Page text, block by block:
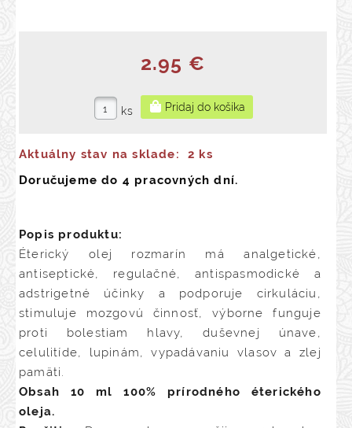
2.95 €
ks
Aktuálny stav na sklade:
2 ks
Doručujeme do 4 pracovných dní.
Popis produktu:
Éterický olej rozmarín má analgetické,
antiseptické, regulačné, antispasmodické a
adstrigetné účinky a podporuje cirkuláciu,
stimuluje mozgovú činnosť, výborne funguje
proti bolestiam hlavy, duševnej únave,
celulitíde, lupinám, vypadávaniu vlasov a zlej
pamäti.
Obsah 10 ml 100% prírodného éterického
oleja.